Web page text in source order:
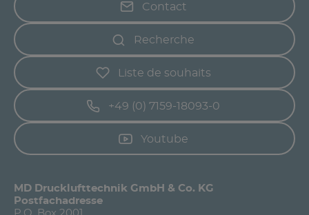
Contact
Recherche
Liste de souhaits
+49 (0) 7159-18093-0
Youtube
MD Drucklufttechnik GmbH & Co. KG
Postfachadresse